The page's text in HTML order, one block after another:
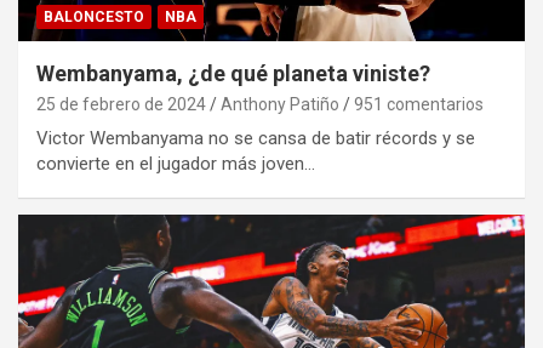
BALONCESTO NBA
Wembanyama, ¿de qué planeta viniste?
25 de febrero de 2024 Anthony Patiño 951 comentarios
Victor Wembanyama no se cansa de batir récords y se
convierte en el jugador más joven…